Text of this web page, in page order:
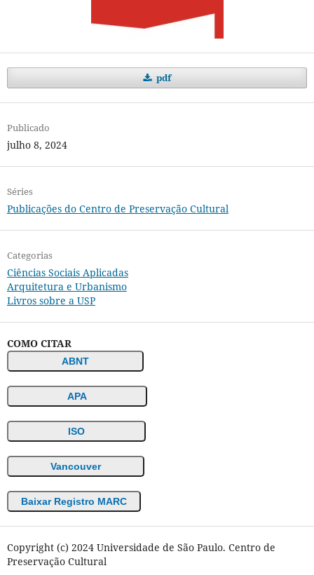
pdf
Publicado
julho 8, 2024
Séries
Publicações do Centro de Preservação Cultural
Categorias
Ciências Sociais Aplicadas
Arquitetura e Urbanismo
Livros sobre a USP
COMO CITAR
ABNT
APA
ISO
Vancouver
Baixar Registro MARC
Copyright (c) 2024 Universidade de São Paulo. Centro de
Preservação Cultural